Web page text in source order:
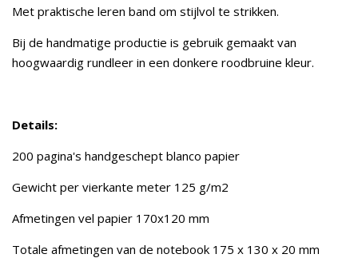
Met praktische leren band om stijlvol te strikken.
Bij de handmatige productie is gebruik gemaakt van
hoogwaardig rundleer in een donkere roodbruine kleur.
Details:
200 pagina's handgeschept blanco papier
Gewicht per vierkante meter 125 g/m2
Afmetingen vel papier 170x120 mm
Totale afmetingen van de notebook 175 x 130 x 20 mm